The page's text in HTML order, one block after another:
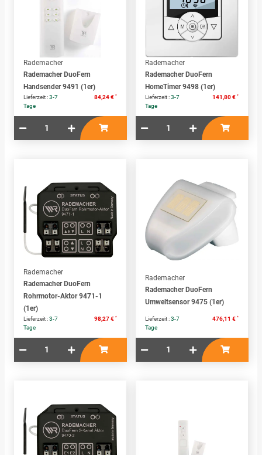
Rademacher
Rademacher DuoFern
Handsender 9491 (1er)
Lieferzeit :3-7
Tage
84,24 € *
Rademacher
Rademacher DuoFern
HomeTimer 9498 (1er)
Lieferzeit :3-7
Tage
141,80 € *
Rademacher
Rademacher DuoFern
Rohrmotor-Aktor 9471-1
(1er)
Lieferzeit :3-7
Tage
98,27 € *
Rademacher
Rademacher DuoFern
Umweltsensor 9475 (1er)
Lieferzeit :3-7
Tage
476,11 € *